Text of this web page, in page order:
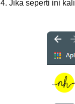
4. Jika seperti ini